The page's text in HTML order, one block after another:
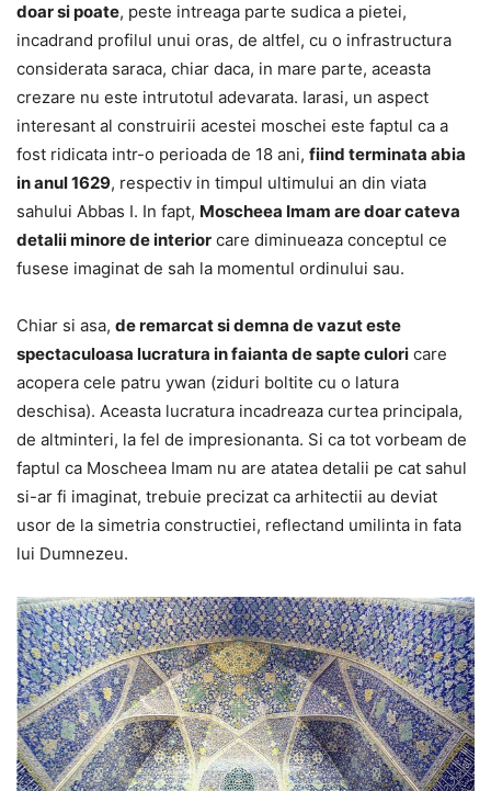
doar si poate, peste intreaga parte sudica a pietei,
incadrand profilul unui oras, de altfel, cu o infrastructura
considerata saraca, chiar daca, in mare parte, aceasta
crezare nu este intrutotul adevarata. Iarasi, un aspect
interesant al construirii acestei moschei este faptul ca a
fost ridicata intr-o perioada de 18 ani, fiind terminata abia
in anul 1629, respectiv in timpul ultimului an din viata
sahului Abbas I. In fapt, Moscheea Imam are doar cateva
detalii minore de interior care diminueaza conceptul ce
fusese imaginat de sah la momentul ordinului sau.
Chiar si asa, de remarcat si demna de vazut este
spectaculoasa lucratura in faianta de sapte culori care
acopera cele patru ywan (ziduri boltite cu o latura
deschisa). Aceasta lucratura incadreaza curtea principala,
de altminteri, la fel de impresionanta. Si ca tot vorbeam de
faptul ca Moscheea Imam nu are atatea detalii pe cat sahul
si-ar fi imaginat, trebuie precizat ca arhitectii au deviat
usor de la simetria constructiei, reflectand umilinta in fata
lui Dumnezeu.